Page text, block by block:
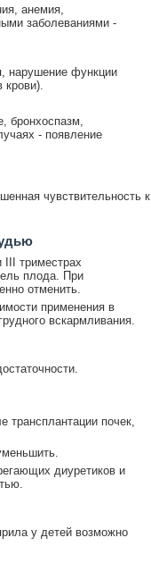
анемия,
заболеваниями -
нарушение функции
крови).
бронхоспазм,
- появление
чувствительность к
III триместрах
плода. При
отменить.
применения в
вскармливания.
трансплантации почек,
диуретиков и
у детей возможно